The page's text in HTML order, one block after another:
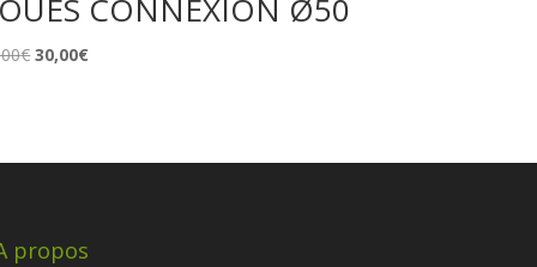
CONNEXION Ø50
€Le
39,00€.
30,00€Le
30,00€.
propos